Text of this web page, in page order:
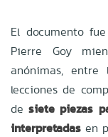
El documento
Pierre Goy
anónimas, entre
lecciones de
desiete piezas
interpretadas en